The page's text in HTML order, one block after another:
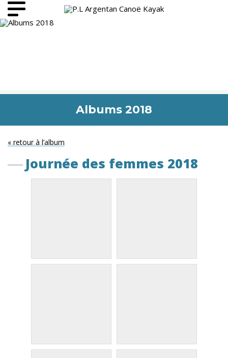
Albums 2018
« retour à l’album
Journée des femmes 2018